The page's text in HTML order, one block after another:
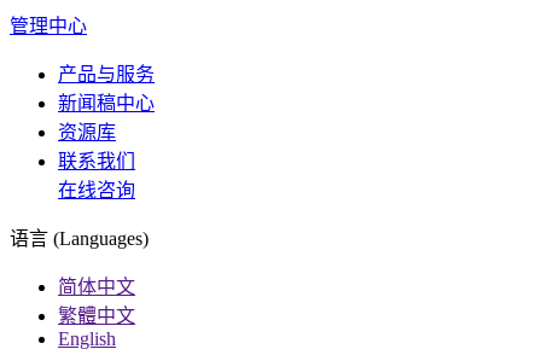
管理中心
产品与服务
新闻稿中心
资源库
联系我们
在线咨询
语言 (Languages)
简体中文
繁體中文
English